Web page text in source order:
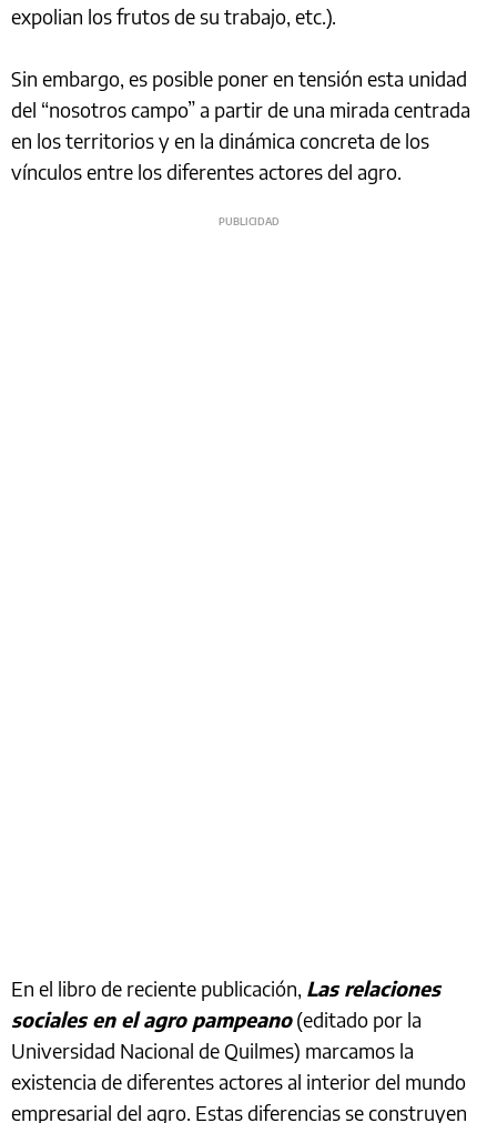
expolian los frutos de su trabajo, etc.).
Sin embargo, es posible poner en tensión esta unidad
del “nosotros campo” a partir de una mirada centrada
en los territorios y en la dinámica concreta de los
vínculos entre los diferentes actores del agro.
En el libro de reciente publicación, Las relaciones
sociales en el agro pampeano(editado por la
Universidad Nacional de Quilmes) marcamos la
existencia de diferentes actores al interior del mundo
empresarial del agro. Estas diferencias se construyen